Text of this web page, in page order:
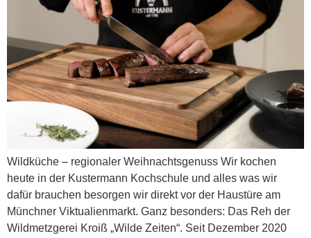
Wildküche – regionaler Weihnachtsgenuss Wir kochen
heute in der Kustermann Kochschule und alles was wir
dafür brauchen besorgen wir direkt vor der Haustüre am
Münchner Viktualienmarkt. Ganz besonders: Das Reh der
Wildmetzgerei Kroiß „Wilde Zeiten“. Seit Dezember 2020